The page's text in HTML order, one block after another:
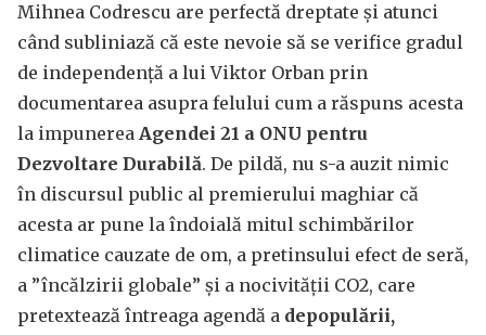
Mihnea Codrescu are perfectă dreptate și atunci
când subliniază că este nevoie să se verifice gradul
de independență a lui Viktor Orban prin
documentarea asupra felului cum a răspuns acesta
la impunerea Agendei 21 a ONU pentru
Dezvoltare Durabilă. De pildă, nu s-a auzit nimic
în discursul public al premierului maghiar că
acesta ar pune la îndoială mitul schimbărilor
climatice cauzate de om, a pretinsului efect de seră,
a ”încălzirii globale” și a nocivității CO2, care
pretextează întreaga agendă a depopulării,